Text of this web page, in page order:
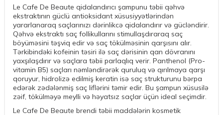
Le Cafe De Beaute qidalandırıcı şampunu təbii qəhvə
ekstraktının güclü antioksidant xüsusiyyətlərindən
yararlanaraq saçlarınızı dərinlikcə qidalandırır və gücləndirir.
Qəhvə ekstraktı saç follikullarını stimullaşdıraraq saç
böyüməsini təşviq edir və saç tökülməsinin qarşısını alır.
Tərkibindəki kofeinin təsiri ilə saç dərisinin qan dövranını
yaxşılaşdırır və saçlara təbii parlaqlıq verir. Panthenol (Pro-
vitamin B5) saçları nəmləndirərək quruluq və qırılmaya qarşı
qoruyur, hidrolizə edilmiş keratin isə saç strukturunu bərpa
edərək zədələnmiş saç liflərini təmir edir. Bu şampun xüsusilə
zəif, tökülməyə meylli və həyatsız saçlar üçün ideal seçimdir.
Le Cafe De Beaute brendi təbii maddələrin kosmetik